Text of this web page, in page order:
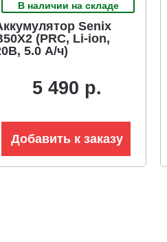
В наличии на складе
Senix
(PRC, Li-ion,
5.0 А/ч)
5 490 р.
Добавить к заказу